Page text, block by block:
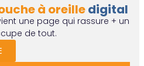
à oreilledigital
une page qui rassure + un
de tout.